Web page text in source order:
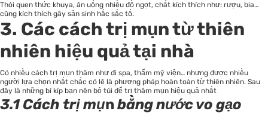
Thói quen thức khuya, ăn uống nhiều đồ ngọt, chất kích thích như: rượu, bia…
cũng kích thích gây sản sinh hắc sắc tố.
3. Các cách trị mụn từ thiên
nhiên hiệu quả tại nhà
Có nhiều cách trị mụn thâm như đi spa, thẩm mỹ viện… nhưng được nhiều
người lựa chọn nhất chắc có lẽ là phương pháp hoàn toàn từ thiên nhiên. Sau
đây là những bí kíp bạn nên bỏ túi để trị thâm mụn hiệu quả nhất
3.1 Cách trị mụnbằng nước vo gạo